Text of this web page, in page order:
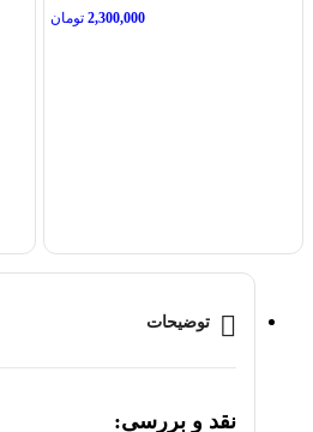
2,300,000 تومان
توضیحات
نقد و بررسی: